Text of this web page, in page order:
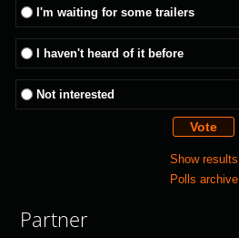
I'm waiting for some trailers
I haven't heard of it before
Not interested
Show results
Polls archive
Partner